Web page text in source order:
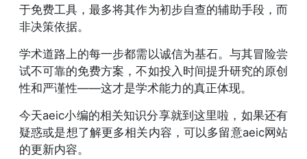
于免费工具，最多将其作为初步自查的辅助手段，而
非决策依据。
学术道路上的每一步都需以诚信为基石。与其冒险尝
试不可靠的免费方案，不如投入时间提升研究的原创
性和严谨性——这才是学术能力的真正体现。
今天aeic小编的相关知识分享就到这里啦，如果还有
疑惑或是想了解更多相关内容，可以多留意aeic网站
的更新内容。